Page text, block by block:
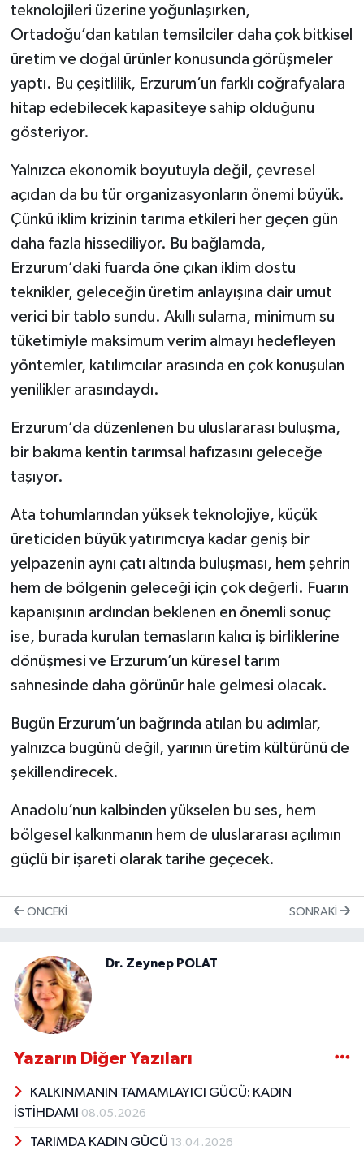
teknolojileri üzerine yoğunlaşırken,
Ortadoğu’dan katılan temsilciler daha çok bitkisel
üretim ve doğal ürünler konusunda görüşmeler
yaptı. Bu çeşitlilik, Erzurum’un farklı coğrafyalara
hitap edebilecek kapasiteye sahip olduğunu
gösteriyor.
Yalnızca ekonomik boyutuyla değil, çevresel
açıdan da bu tür organizasyonların önemi büyük.
Çünkü iklim krizinin tarıma etkileri her geçen gün
daha fazla hissediliyor. Bu bağlamda,
Erzurum’daki fuarda öne çıkan iklim dostu
teknikler, geleceğin üretim anlayışına dair umut
verici bir tablo sundu. Akıllı sulama, minimum su
tüketimiyle maksimum verim almayı hedefleyen
yöntemler, katılımcılar arasında en çok konuşulan
yenilikler arasındaydı.
Erzurum’da düzenlenen bu uluslararası buluşma,
bir bakıma kentin tarımsal hafızasını geleceğe
taşıyor.
Ata tohumlarından yüksek teknolojiye, küçük
üreticiden büyük yatırımcıya kadar geniş bir
yelpazenin aynı çatı altında buluşması, hem şehrin
hem de bölgenin geleceği için çok değerli. Fuarın
kapanışının ardından beklenen en önemli sonuç
ise, burada kurulan temasların kalıcı iş birliklerine
dönüşmesi ve Erzurum’un küresel tarım
sahnesinde daha görünür hale gelmesi olacak.
Bugün Erzurum’un bağrında atılan bu adımlar,
yalnızca bugünü değil, yarının üretim kültürünü de
şekillendirecek.
Anadolu’nun kalbinden yükselen bu ses, hem
bölgesel kalkınmanın hem de uluslararası açılımın
güçlü bir işareti olarak tarihe geçecek.
ÖNCEKI SONRAKI
Dr. Zeynep POLAT
Yazarın Diğer Yazıları
KALKINMANIN TAMAMLAYICI GÜCÜ: KADIN
İSTİHDAMI 08.05.2026
TARIMDA KADIN GÜCÜ 13.04.2026